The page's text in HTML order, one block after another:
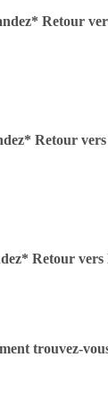
Retour
Retour
Retour
trouvez-